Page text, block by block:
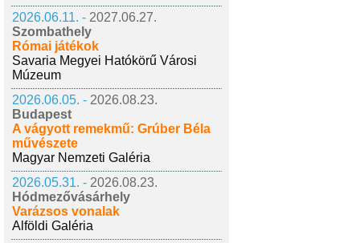
2026.06.11. - 2027.06.27.
Szombathely
Római játékok
Savaria Megyei Hatókörű Városi
Múzeum
2026.06.05. - 2026.08.23.
Budapest
A vágyott remekmű: Grúber Béla
művészete
Magyar Nemzeti Galéria
2026.05.31. - 2026.08.23.
Hódmezővásárhely
Varázsos vonalak
Alföldi Galéria